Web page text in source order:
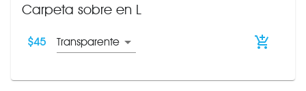
Carpeta sobre en L
$45 Transparente